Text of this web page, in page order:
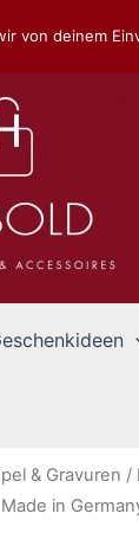
& Gravuren /
in
von deinem